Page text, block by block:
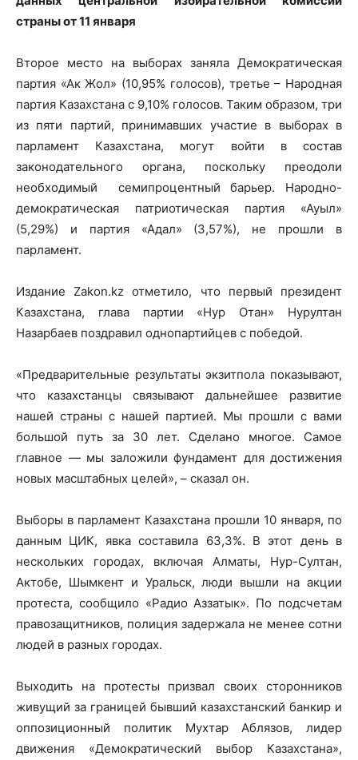
страны от 11 января
Второе место на выборах заняла Демократическая
партия «Ак Жол» (10,95% голосов), третье – Народная
партия Казахстана с 9,10% голосов. Таким образом, три
из пяти партий, принимавших участие в выборах в
парламент Казахстана, могут войти в состав
законодательного органа, поскольку преодоли
необходимый семипроцентный барьер. Народно-
демократическая патриотическая партия «Ауыл»
(5,29%) и партия «Адал» (3,57%), не прошли в
парламент.
Издание Zakon.kz отметило, что первый президент
Казахстана, глава партии «Нур Отан» Нурултан
Назарбаев поздравил однопартийцев с победой.
«Предварительные результаты экзитпола показывают,
что казахстанцы связывают дальнейшее развитие
нашей страны с нашей партией. Мы прошли с вами
большой путь за 30 лет. Сделано многое. Самое
главное — мы заложили фундамент для достижения
новых масштабных целей», – сказал он.
Выборы в парламент Казахстана прошли 10 января, по
данным ЦИК, явка составила 63,3%. В этот день в
нескольких городах, включая Алматы, Нур-Султан,
Актобе, Шымкент и Уральск, люди вышли на акции
протеста, сообщило «Радио Аззатык». По подсчетам
правозащитников, полиция задержала не менее сотни
людей в разных городах.
Выходить на протесты призвал своих сторонников
живущий за границей бывший казахстанский банкир и
оппозиционный политик Мухтар Аблязов, лидер
движения «Демократический выбор Казахстана»,